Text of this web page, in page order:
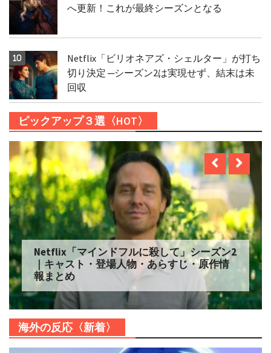
へ更新！これが最終シーズンとなる
Netflix「ビリオネアズ・シェルター」が打ち
切り決定 ─シーズン2は実現せず、結末は未
回収
ピックアップ３選〈HOT〉
Netflix「マインドフルに殺して」シーズン2
｜キャスト・登場人物・あらすじ・原作情
報まとめ
海外の反応〈新着〉